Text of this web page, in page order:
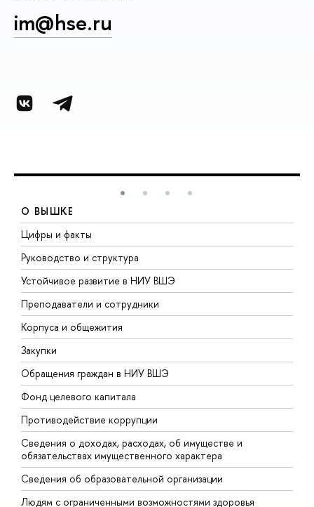
im@hse.ru
О ВЫШКЕ
Цифры и факты
Руководство и структура
Устойчивое развитие в НИУ ВШЭ
Преподаватели и сотрудники
Корпуса и общежития
Закупки
Обращения граждан в НИУ ВШЭ
Фонд целевого капитала
Противодействие коррупции
Сведения о доходах, расходах, об имуществе и
обязательствах имущественного характера
Сведения об образовательной организации
Людям с ограниченными возможностями здоровья